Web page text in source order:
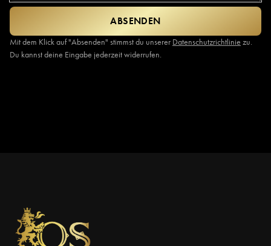
ABSENDEN
Mit dem Klick auf "Absenden" stimmst du unserer Datenschutzrichtlinie zu.
Du kannst deine Eingabe jederzeit widerrufen.